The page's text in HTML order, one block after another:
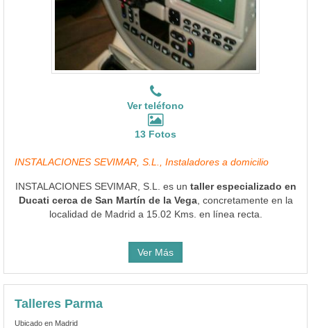
Ver teléfono
13 Fotos
INSTALACIONES SEVIMAR, S.L., Instaladores a domicilio
INSTALACIONES SEVIMAR, S.L. es un taller especializado en
Ducati cerca de San Martín de la Vega, concretamente en la
localidad de Madrid a 15.02 Kms. en línea recta.
Ver Más
Talleres Parma
Ubicado en Madrid